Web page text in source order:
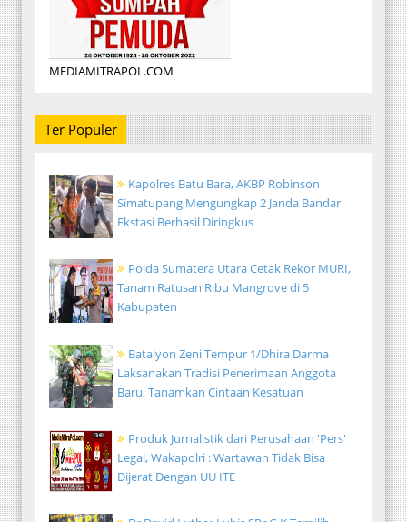
MEDIAMITRAPOL.COM
Ter Populer
Kapolres Batu Bara, AKBP Robinson
Simatupang Mengungkap 2 Janda Bandar
Ekstasi Berhasil Diringkus
Polda Sumatera Utara Cetak Rekor MURI,
Tanam Ratusan Ribu Mangrove di 5
Kabupaten
Batalyon Zeni Tempur 1/Dhira Darma
Laksanakan Tradisi Penerimaan Anggota
Baru, Tanamkan Cintaan Kesatuan
Produk Jurnalistik dari Perusahaan 'Pers'
Legal, Wakapolri : Wartawan Tidak Bisa
Dijerat Dengan UU ITE